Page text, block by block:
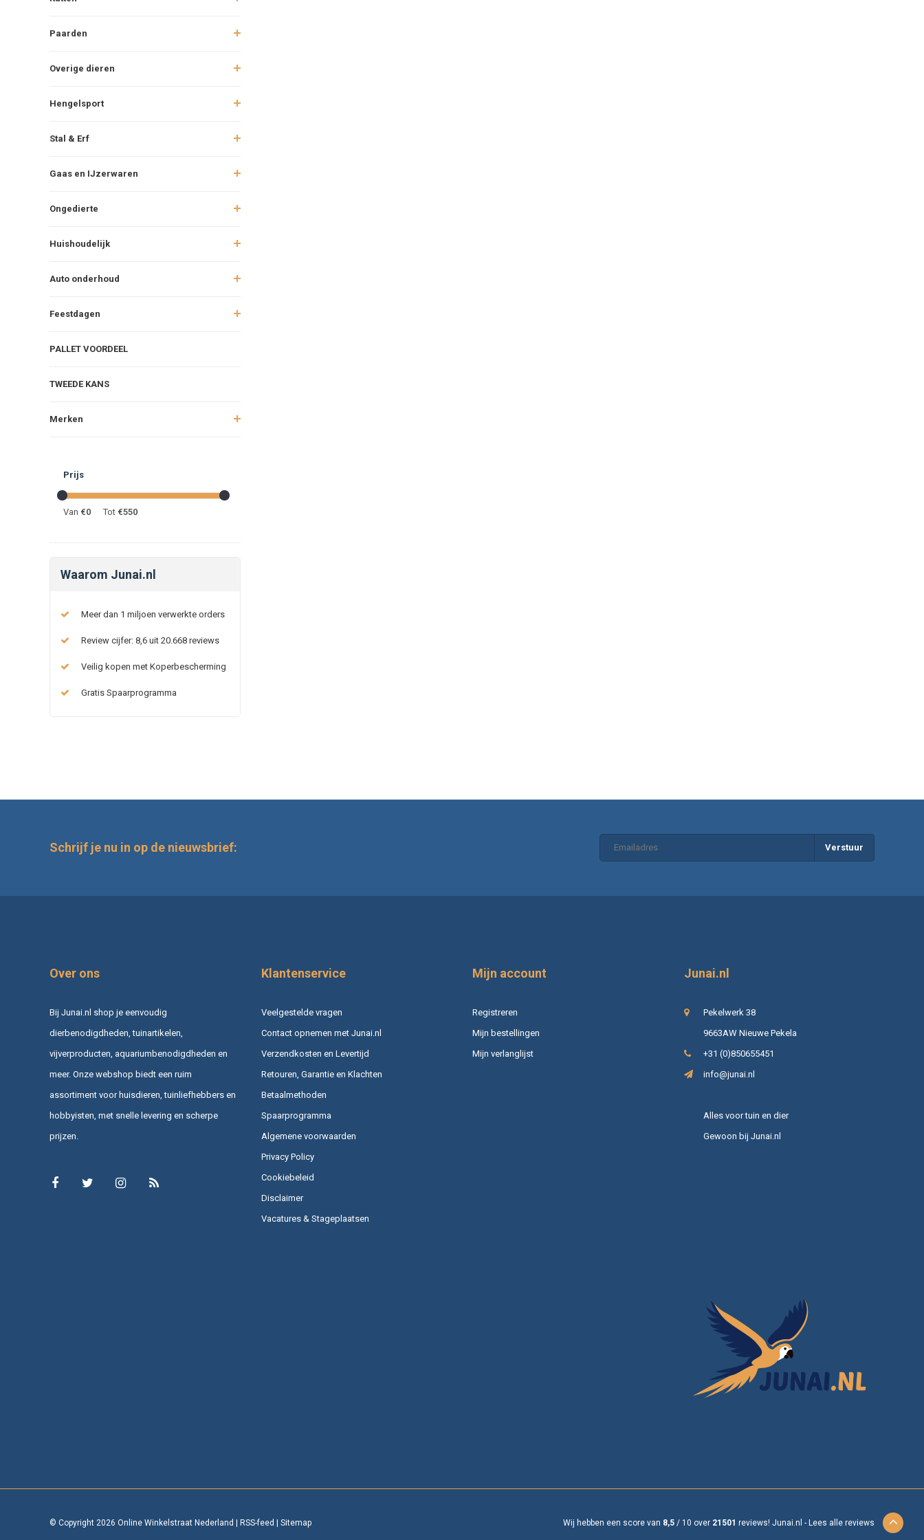
Paarden
Overige dieren
Hengelsport
Stal & Erf
Gaas en IJzerwaren
Ongedierte
Huishoudelijk
Auto onderhoud
Feestdagen
PALLET VOORDEEL
TWEEDE KANS
Merken
Prijs
Van €0 Tot €550
Waarom Junai.nl
Meer dan 1 miljoen verwerkte orders
Review cijfer: 8,6 uit 20.668 reviews
Veilig kopen met Koperbescherming
Gratis Spaarprogramma
Schrijf je nu in op de nieuwsbrief: Verstuur
Over ons
Bij Junai.nl shop je eenvoudig
dierbenodigdheden, tuinartikelen,
vijverproducten, aquariumbenodigdheden en
meer. Onze webshop biedt een ruim
assortiment voor huisdieren, tuinliefhebbers en
hobbyisten, met snelle levering en scherpe
prijzen.
Klantenservice
Veelgestelde vragen
Contact opnemen met Junai.nl
Verzendkosten en Levertijd
Retouren, Garantie en Klachten
Betaalmethoden
Spaarprogramma
Algemene voorwaarden
Privacy Policy
Cookiebeleid
Disclaimer
Vacatures & Stageplaatsen
Mijn account
Registreren
Mijn bestellingen
Mijn verlanglijst
Junai.nl
Pekelwerk 38
9663AW Nieuwe Pekela
+31 (0)850655451
info@junai.nl
Alles voor tuin en dier
Gewoon bij Junai.nl
© Copyright 2026 Online Winkelstraat Nederland | RSS-feed | Sitemap Wij hebben een score van 8,5 / 10 over 21501 reviews! Junai.nl - Lees alle reviews